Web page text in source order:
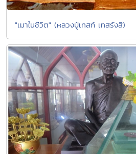
"เมาในชีวิต" (หลวงปู่เทสก์ เทสรังสี)